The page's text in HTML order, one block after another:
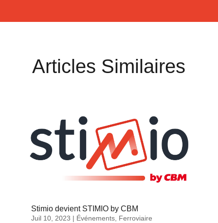
Articles Similaires
Stimio devient STIMIO by CBM
Juil 10, 2023 | Événements, Ferroviaire